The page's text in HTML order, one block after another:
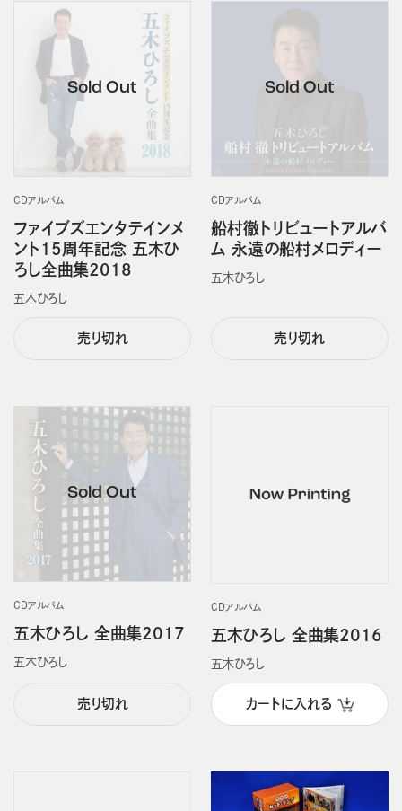
CDアルバム
ファイブズエンタテインメ
ント15周年記念 五木ひ
ろし全曲集2018
五木ひろし
売り切れ
CDアルバム
船村徹トリビュートアルバ
ム 永遠の船村メロディー
五木ひろし
売り切れ
CDアルバム
五木ひろし 全曲集2017
五木ひろし
売り切れ
CDアルバム
五木ひろし 全曲集2016
五木ひろし
カートに入れる